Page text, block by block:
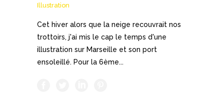
Illustration
Cet hiver alors que la neige recouvrait nos
trottoirs, j'ai mis le cap le temps d'une
illustration sur Marseille et son port
ensoleillé. Pour la 6ème...